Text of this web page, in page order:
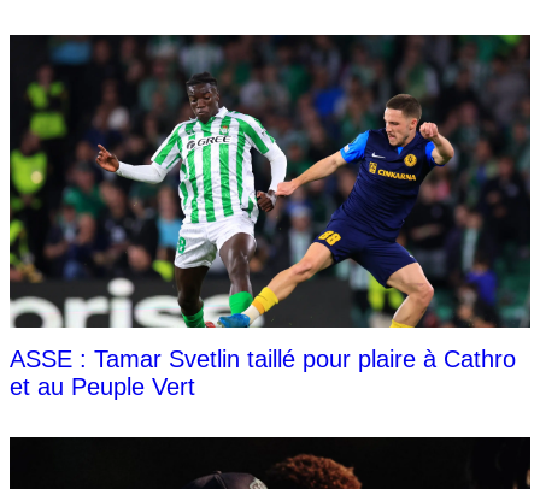
ASSE : Tamar Svetlin taillé pour plaire à Cathro
et au Peuple Vert